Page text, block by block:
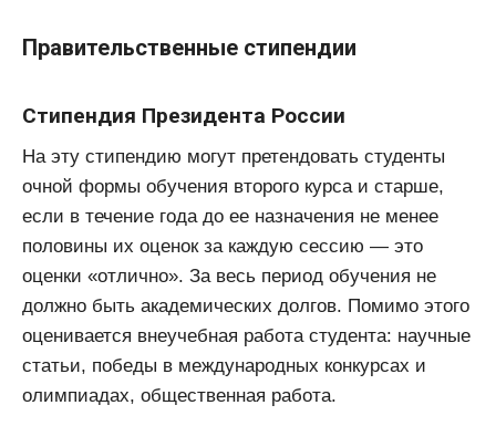
Правительственные стипендии
Стипендия Президента России
На эту стипендию могут претендовать студенты
очной формы обучения второго курса и старше,
если в течение года до ее назначения не менее
половины их оценок за каждую сессию — это
оценки «отлично». За весь период обучения не
должно быть академических долгов. Помимо этого
оценивается внеучебная работа студента: научные
статьи, победы в международных конкурсах и
олимпиадах, общественная работа.